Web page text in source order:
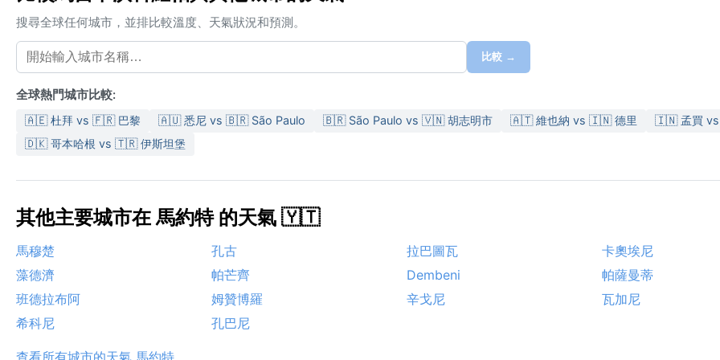
搜尋全球任何城市，並排比較溫度、天氣狀況和預測。
比較 →
全球熱門城市比較:
🇦🇪 杜拜 vs 🇫🇷 巴黎 🇦🇺 悉尼 vs 🇧🇷 São Paulo 🇧🇷 São Paulo vs 🇻🇳 胡志明市 🇦🇹 維也納 vs 🇮🇳 德里
🇮🇳 孟買
🇩🇰 哥本哈根 vs 🇹🇷 伊斯坦堡
其他主要城市在 馬約特 的天氣 🇾🇹
馬穆楚 孔古 拉巴圖瓦
卡奧埃尼
藻德濟
帕芒齊 Dembeni
帕薩曼蒂
班德拉布阿
姆贊博羅 辛戈尼
瓦加尼
希科尼
孔巴尼